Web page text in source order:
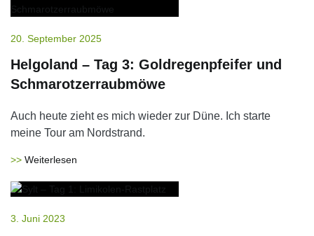
20. September 2025
Helgoland – Tag 3: Goldregenpfeifer und
Schmarotzerraubmöwe
Auch heute zieht es mich wieder zur Düne. Ich starte
meine Tour am Nordstrand.
Weiterlesen
3. Juni 2023